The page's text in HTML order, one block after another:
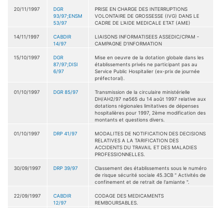
20/11/1997
DGR
93/97;ENSM
53/97
PRISE EN CHARGE DES INTERRUPTIONS
VOLONTAIRE DE GROSSESSE (IVG) DANS LE
CADRE DE L'AIDE MEDICALE ETAT (AME)
14/11/1997
CABDIR
14/97
LIAISONS INFORMATISEES ASSEDIC/CPAM -
CAMPAGNE D'INFORMATION
15/10/1997
DGR
87/97;DISI
6/97
Mise en oeuvre de la dotation globale dans les
établissements privés ne participant pas au
Service Public Hospitalier (ex-prix de journée
préfectoral).
01/10/1997 DGR 85/97
Transmission de la circulaire ministérielle
DH/AH2/97 nø565 du 14 août 1997 relative aux
dotations régionales limitatives de dépenses
hospitalières pour 1997, 2ème modification des
montants et questions divers.
01/10/1997 DRP 41/97
MODALITES DE NOTIFICATION DES DECISIONS
RELATIVES A LA TARIFICATION DES
ACCIDENTS DU TRAVAIL ET DES MALADIES
PROFESSIONNELLES.
30/09/1997 DRP 39/97
Classement des établissements sous le numéro
de risque sécurité sociale 45.3CB " Activités de
confinement et de retrait de l'amiante ".
22/09/1997
CABDIR
12/97
CODAGE DES MEDICAMENTS
REMBOURSABLES.